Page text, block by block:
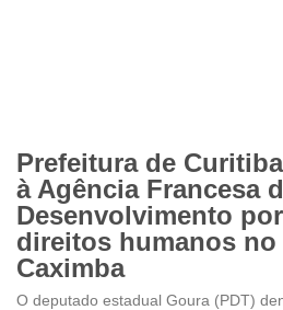
Prefeitura de
à Agência Francesa
Desenvolvimento
direitos humanos no
Caximba
O deputado estadual Goura (PDT)